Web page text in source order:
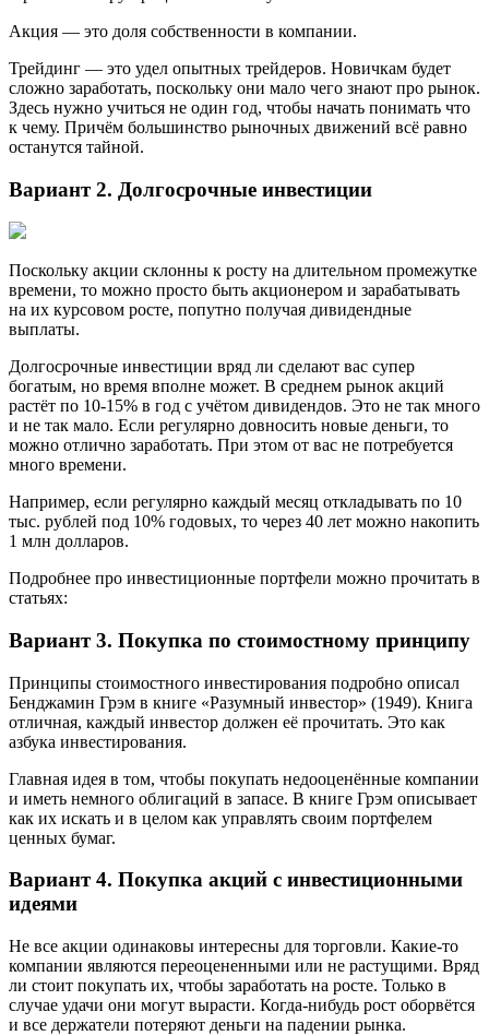
Акция — это доля собственности в компании.
Трейдинг — это удел опытных трейдеров. Новичкам будет
сложно заработать, поскольку они мало чего знают про рынок.
Здесь нужно учиться не один год, чтобы начать понимать что
к чему. Причём большинство рыночных движений всё равно
останутся тайной.
Вариант 2. Долгосрочные инвестиции
Поскольку акции склонны к росту на длительном промежутке
времени, то можно просто быть акционером и зарабатывать
на их курсовом росте, попутно получая дивидендные
выплаты.
Долгосрочные инвестиции вряд ли сделают вас супер
богатым, но время вполне может. В среднем рынок акций
растёт по 10-15% в год с учётом дивидендов. Это не так много
и не так мало. Если регулярно довносить новые деньги, то
можно отлично заработать. При этом от вас не потребуется
много времени.
Например, если регулярно каждый месяц откладывать по 10
тыс. рублей под 10% годовых, то через 40 лет можно накопить
1 млн долларов.
Подробнее про инвестиционные портфели можно прочитать в
статьях:
Вариант 3. Покупка по стоимостному принципу
Принципы стоимостного инвестирования подробно описал
Бенджамин Грэм в книге «Разумный инвестор» (1949). Книга
отличная, каждый инвестор должен её прочитать. Это как
азбука инвестирования.
Главная идея в том, чтобы покупать недооценённые компании
и иметь немного облигаций в запасе. В книге Грэм описывает
как их искать и в целом как управлять своим портфелем
ценных бумаг.
Вариант 4. Покупка акций с инвестиционными
идеями
Не все акции одинаковы интересны для торговли. Какие-то
компании являются переоцененными или не растущими. Вряд
ли стоит покупать их, чтобы заработать на росте. Только в
случае удачи они могут вырасти. Когда-нибудь рост оборвётся
и все держатели потеряют деньги на падении рынка.